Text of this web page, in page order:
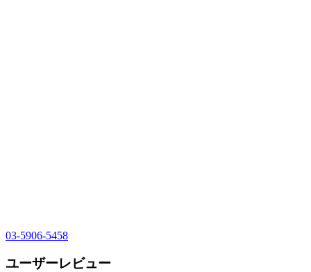
03-5906-5458
ユーザーレビュー